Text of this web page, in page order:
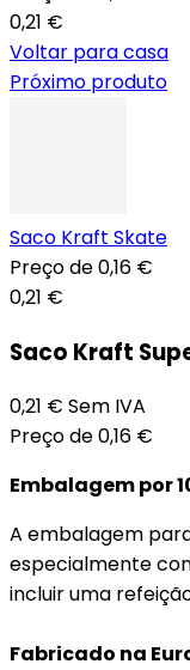
0,21 €
Voltar para casa
Próximo produto
Saco Kraft Skate
Preço de0,16 €
0,21 €
Saco Kraft
0,21 € Sem IVA
Preço de0,16 €
Embalagem por
A embalagem
especialmente
incluir uma
Fabricado na